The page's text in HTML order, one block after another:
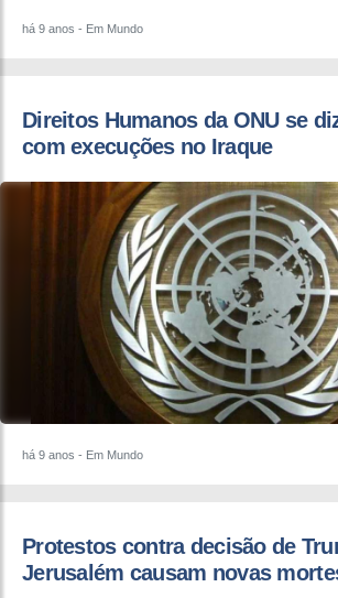
há 9 anos - Em Mundo
Direitos Humanos da ONU se
com execuções no Iraque
há 9 anos - Em Mundo
Protestos contra decisão de
Jerusalém causam novas